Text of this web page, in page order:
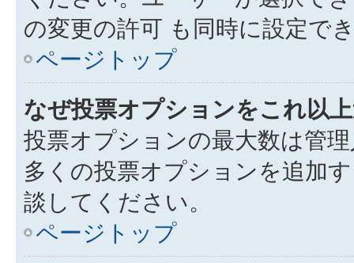
の変更の許可 も同時に設定で
ページトップ
なぜ投票オプションをこれ以
投票オプションの最大数は管
多くの投票オプションを追加
談してください。
ページトップ